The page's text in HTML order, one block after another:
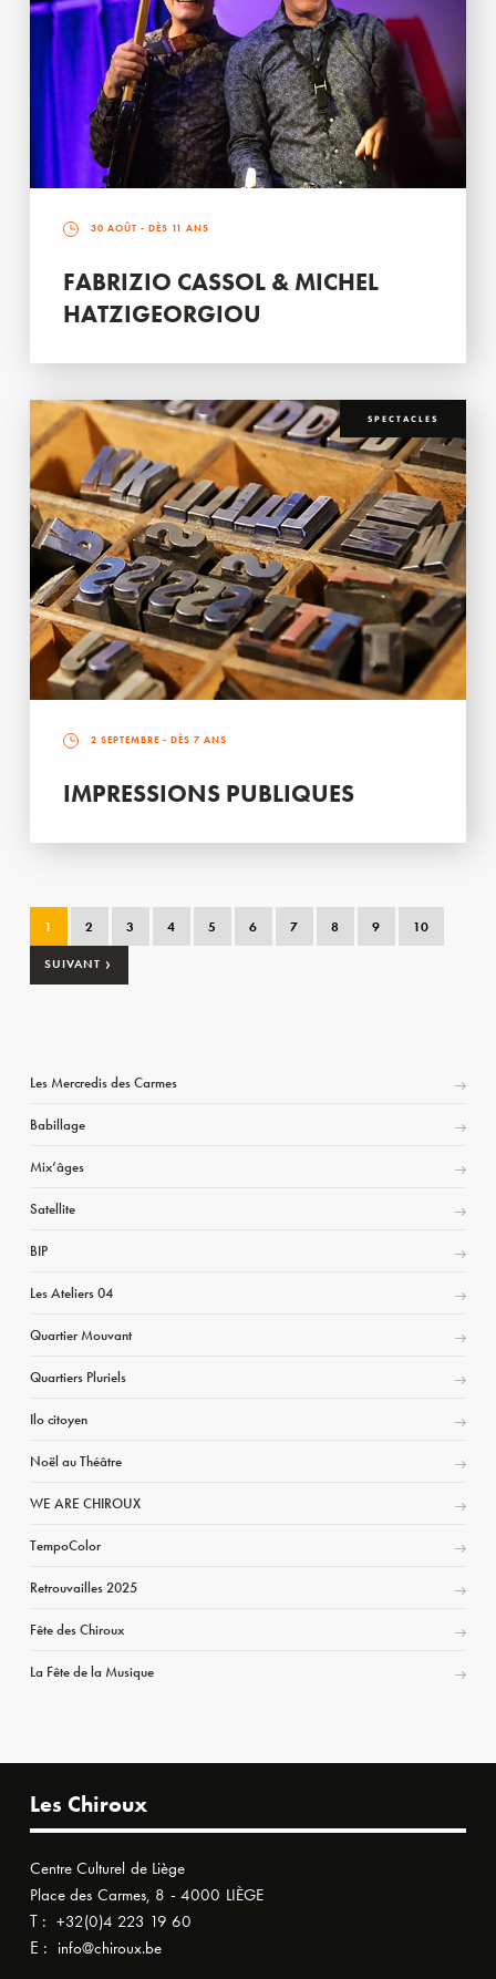
30 AOÛT - DÈS 11 ANS
FABRIZIO CASSOL & MICHEL
HATZIGEORGIOU
SPECTACLES
2 SEPTEMBRE - DÈS 7 ANS
IMPRESSIONS PUBLIQUES
1 2 3 4 5 6 7 8 9 10
SUIVANT ›
Les Mercredis des Carmes
Babillage
Mix’âges
Satellite
BIP
Les Ateliers 04
Quartier Mouvant
Quartiers Pluriels
Ilo citoyen
Noël au Théâtre
WE ARE CHIROUX
TempoColor
Retrouvailles 2025
Fête des Chiroux
La Fête de la Musique
Les Chiroux
Centre Culturel de Liège
Place des Carmes, 8 - 4000 LIÈGE
T : +32(0)4 223 19 60
E : info@chiroux.be